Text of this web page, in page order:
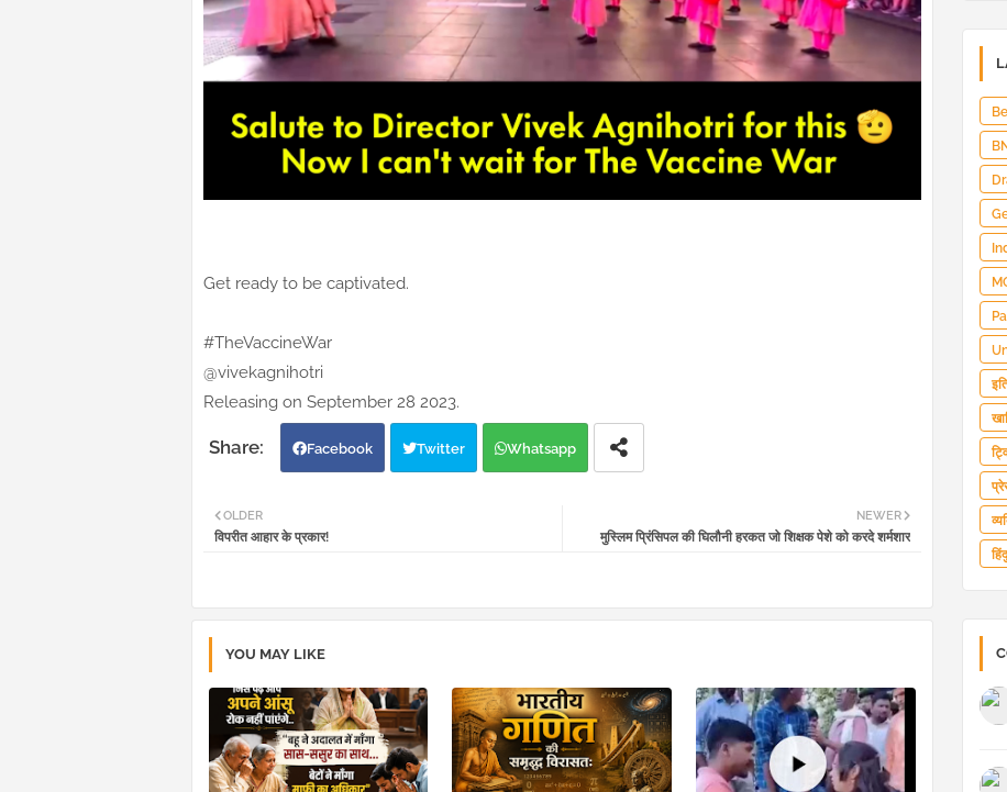
Get ready to be captivated.
#TheVaccineWar
@vivekagnihotri
Releasing on September 28 2023.
Facebook Twitter Whatsapp
NEWER
मुस्लिम प्रिंसिपल की घिलौनी हरकत जो शिक्षक पेशे को करदे शर्मशार
OLDER
विपरीत आहार के प्रकार!
YOU MAY LIKE